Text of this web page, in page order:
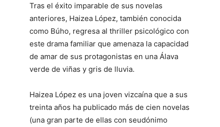
Tras el éxito imparable de sus novelas
anteriores, Haizea López, también conocida
como Búho, regresa al thriller psicológico con
este drama familiar que amenaza la capacidad
de amar de sus protagonistas en una Álava
verde de viñas y gris de lluvia.
Haizea López es una joven vizcaína que a sus
treinta años ha publicado más de cien novelas
(una gran parte de ellas con seudónimo